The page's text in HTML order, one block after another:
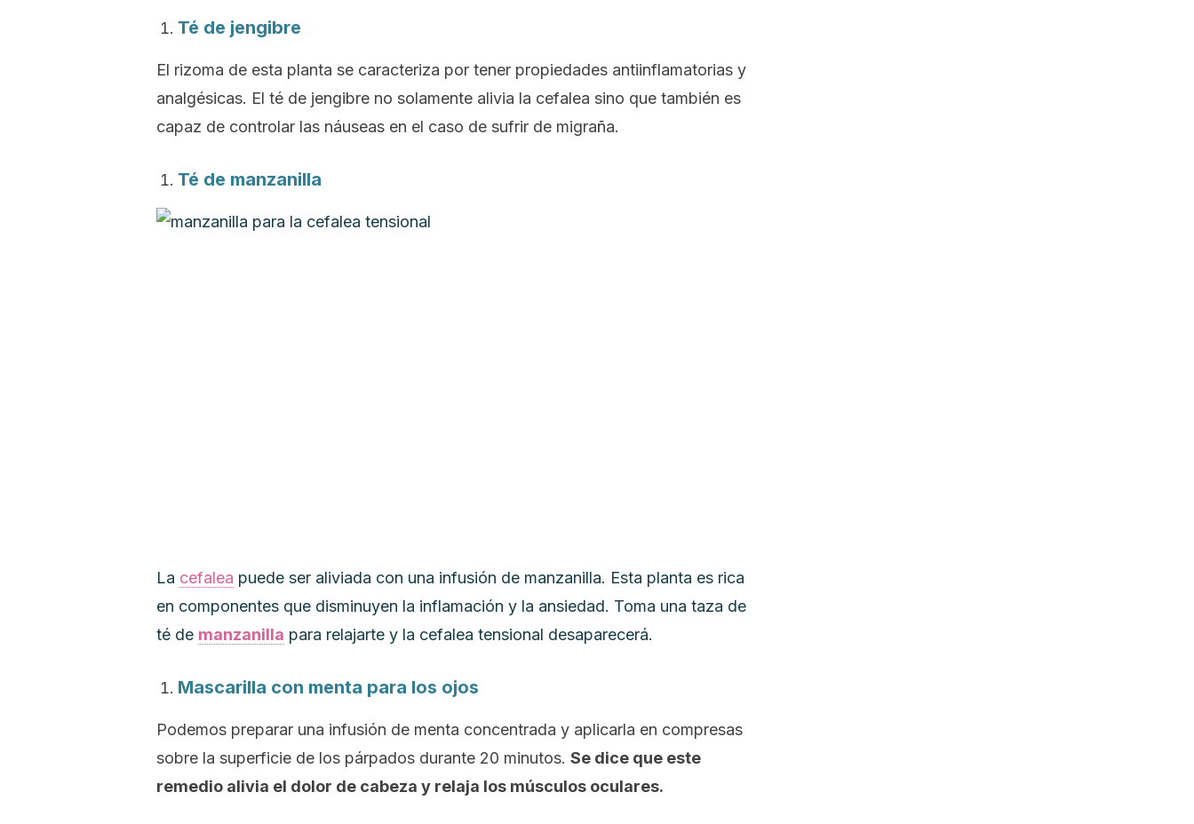
Té de jengibre
El rizoma de esta planta se caracteriza por tener propiedades antiinflamatorias y
analgésicas. El té de jengibre no solamente alivia la cefalea sino que también es
capaz de controlar las náuseas en el caso de sufrir de migraña.
Té de manzanilla
La cefalea puede ser aliviada con una infusión de manzanilla. Esta planta es rica
en componentes que disminuyen la inflamación y la ansiedad. Toma una taza de
té de manzanilla para relajarte y la cefalea tensional desaparecerá.
Mascarilla con menta para los ojos
Podemos preparar una infusión de menta concentrada y aplicarla en compresas
sobre la superficie de los párpados durante 20 minutos. Se dice que este
remedio alivia el dolor de cabeza y relaja los músculos oculares.